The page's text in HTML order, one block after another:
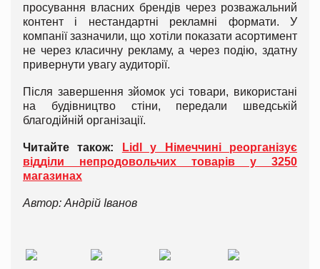
просування власних брендів через розважальний
контент і нестандартні рекламні формати. У
компанії зазначили, що хотіли показати асортимент
не через класичну рекламу, а через подію, здатну
привернути увагу аудиторії.
Після завершення зйомок усі товари, використані
на будівництво стіни, передали шведській
благодійній організації.
Читайте також:
Lidl у Німеччині реорганізує
відділи непродовольчих товарів у 3250
магазинах
Автор: Андрій Іванов